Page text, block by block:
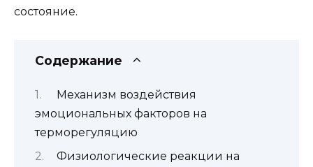
состояние.
Содержание
Механизм воздействия
эмоциональных факторов на
терморегуляцию
Физиологические реакции на